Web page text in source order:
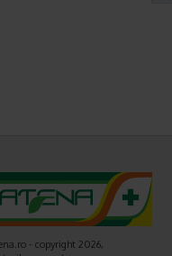
- copyright 2026,